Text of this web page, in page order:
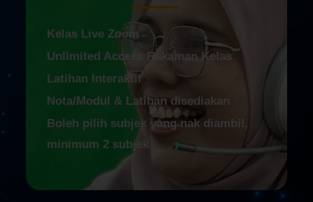
Kelas Live Zoom
Unlimited Access Rakaman Kelas
Latihan Interaktif
Nota/Modul & Latihan disediakan
Boleh pilih subjek yang nak diambil,
minimum 2 subjek